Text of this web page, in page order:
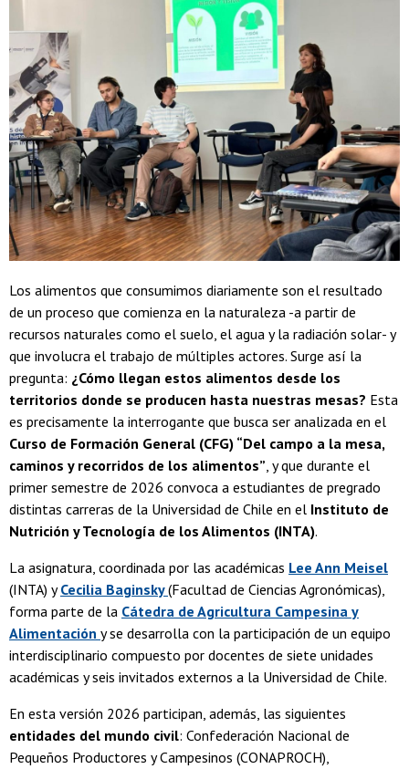
Los alimentos que consumimos diariamente son el resultado
de un proceso que comienza en la naturaleza -a partir de
recursos naturales como el suelo, el agua y la radiación solar- y
que involucra el trabajo de múltiples actores. Surge así la
pregunta: ¿Cómo llegan estos alimentos desde los
territorios donde se producen hasta nuestras mesas? Esta
es precisamente la interrogante que busca ser analizada en el
Curso de Formación General (CFG) “Del campo a la mesa,
caminos y recorridos de los alimentos”, y que durante el
primer semestre de 2026 convoca a estudiantes de pregrado
distintas carreras de la Universidad de Chile en el Instituto de
Nutrición y Tecnología de los Alimentos (INTA).
La asignatura, coordinada por las académicas Lee Ann Meisel
(INTA) yCecilia Baginsky(Facultad de Ciencias Agronómicas),
forma parte de la Cátedra de Agricultura Campesina y
Alimentación y se desarrolla con la participación de un equipo
interdisciplinario compuesto por docentes de siete unidades
académicas y seis invitados externos a la Universidad de Chile.
En esta versión 2026 participan, además, las siguientes
entidades del mundo civil: Confederación Nacional de
Pequeños Productores y Campesinos (CONAPROCH),